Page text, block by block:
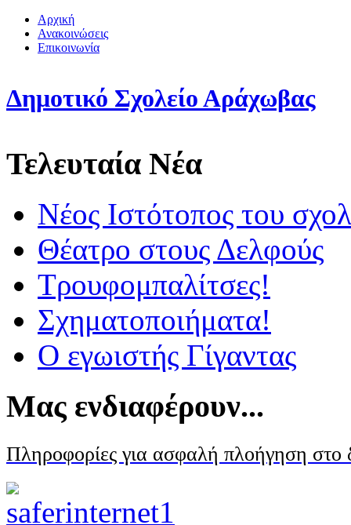
Αρχική
Ανακοινώσεις
Επικοινωνία
Δημοτικό Σχολείο Αράχωβας
Τελευταία Νέα
Νέος Ιστότοπος του
Θέατρο στους Δελφούς
Τρουφομπαλίτσες!
Σχηματοποιήματα!
Ο εγωιστής Γίγαντας
Μας ενδιαφέρουν...
Πληροφορίες για ασφαλή πλοήγηση στο